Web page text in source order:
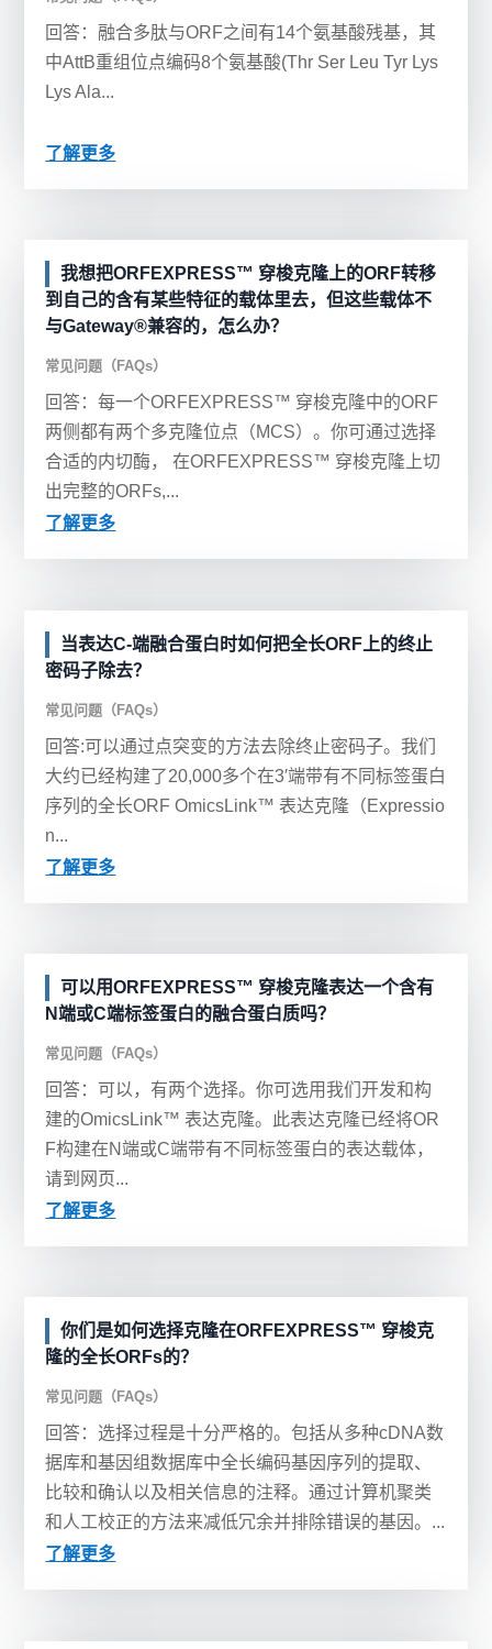
回答：融合多肽与ORF之间有14个氨基酸残基，其
中AttB重组位点编码8个氨基酸(Thr Ser Leu Tyr Lys
Lys Ala...
了解更多
我想把ORFEXPRESS™ 穿梭克隆上的ORF转移
到自己的含有某些特征的载体里去，但这些载体不
与Gateway®兼容的，怎么办？
常见问题（FAQs）
回答：每一个ORFEXPRESS™ 穿梭克隆中的ORF
两侧都有两个多克隆位点（MCS）。你可通过选择
合适的内切酶， 在ORFEXPRESS™ 穿梭克隆上切
出完整的ORFs,...
了解更多
当表达C-端融合蛋白时如何把全长ORF上的终止
密码子除去？
常见问题（FAQs）
回答:可以通过点突变的方法去除终止密码子。我们
大约已经构建了20,000多个在3′端带有不同标签蛋白
序列的全长ORF OmicsLink™ 表达克隆（Expressio
n...
了解更多
可以用ORFEXPRESS™ 穿梭克隆表达一个含有
N端或C端标签蛋白的融合蛋白质吗？
常见问题（FAQs）
回答：可以，有两个选择。你可选用我们开发和构
建的OmicsLink™ 表达克隆。此表达克隆已经将OR
F构建在N端或C端带有不同标签蛋白的表达载体，
请到网页...
了解更多
你们是如何选择克隆在ORFEXPRESS™ 穿梭克
隆的全长ORFs的？
常见问题（FAQs）
回答：选择过程是十分严格的。包括从多种cDNA数
据库和基因组数据库中全长编码基因序列的提取、
比较和确认以及相关信息的注释。通过计算机聚类
和人工校正的方法来减低冗余并排除错误的基因。...
了解更多